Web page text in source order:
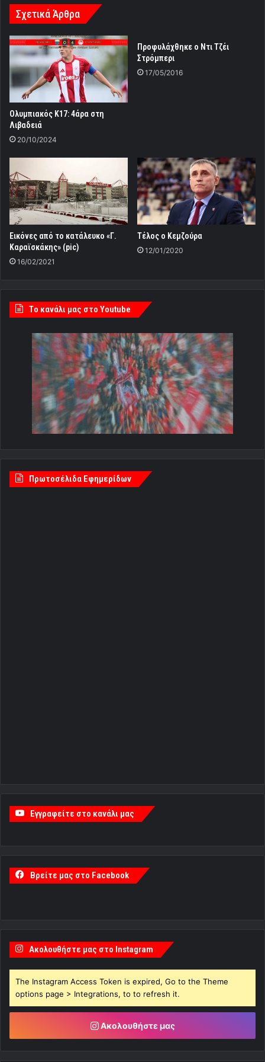
Σχετικά Άρθρα
Ολυμπιακός Κ17: 4άρα στη
Λιβαδειά
20/10/2024
Προφυλάχθηκε ο Ντι Τζέι
Στρόμπερι
17/05/2016
Εικόνες από το κατάλευκο «Γ.
Καραϊσκάκης» (pic)
16/02/2021
Tέλος ο Κεμζούρα
12/01/2020
Tο κανάλι μας στο Youtube
Πρωτοσέλιδα Εφημερίδων
Εγγραφείτε στο κανάλι μας
Βρείτε μας στο Facebook
Ακολουθήστε μας στο Instagram
The Instagram Access Token is expired, Go to the Theme
options page > Integrations, to to refresh it.
Ακολουθήστε μας